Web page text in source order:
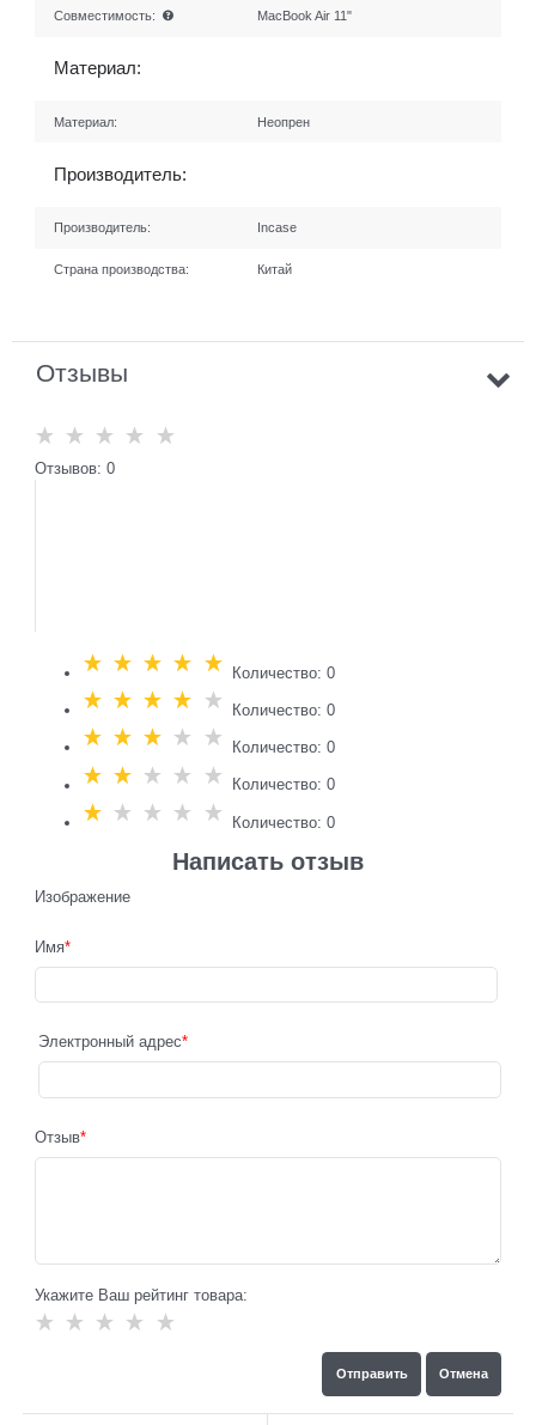
Совместимость: MacBook Air 11"
Материал:
Материал: Неопрен
Производитель:
Производитель: Incase
Страна производства: Китай
Отзывы
Отзывов: 0
Количество: 0
Количество: 0
Количество: 0
Количество: 0
Количество: 0
Написать отзыв
Изображение
Имя
Электронный адрес
Отзыв
Укажите Ваш рейтинг товара: